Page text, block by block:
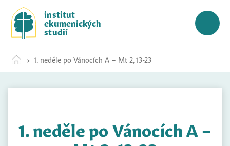
c
institut
ekumenických
studií
1. neděle po Vánocích A – Mt 2, 13-23
1. neděle po Vánocích A –